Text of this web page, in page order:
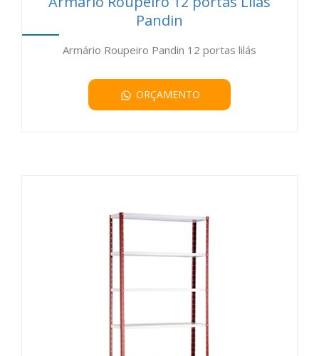
Pandin
Armário Roupeiro Pandin 12 portas lilás
ORÇAMENTO